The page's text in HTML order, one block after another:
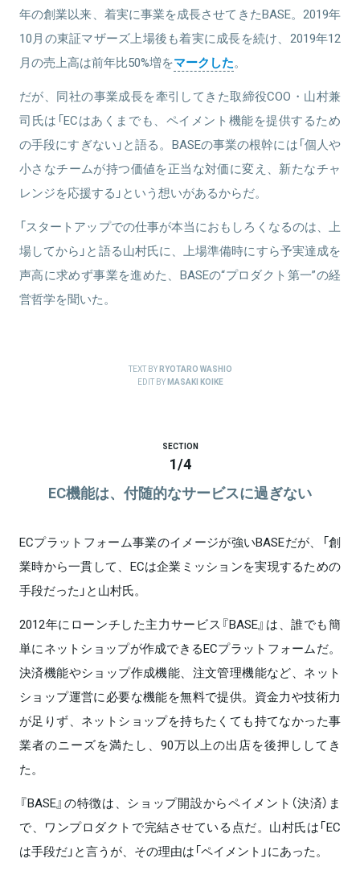
年の創業以来、着実に事業を成長させてきたBASE。2019年
10月の東証マザーズ上場後も着実に成長を続け、2019年12
月の売上高は前年比50%増をマークした。
だが、同社の事業成長を牽引してきた取締役COO・山村兼
司氏は「ECはあくまでも、ペイメント機能を提供するため
の手段にすぎない」と語る。BASEの事業の根幹には「個人や
小さなチームが持つ価値を正当な対価に変え、新たなチャ
レンジを応援する」という想いがあるからだ。
「スタートアップでの仕事が本当におもしろくなるのは、上
場してから」と語る山村氏に、上場準備時にすら予実達成を
声高に求めず事業を進めた、BASEの“プロダクト第一”の経
営哲学を聞いた。
TEXT BYRYOTARO WASHIO
EDIT BYMASAKI KOIKE
SECTION
1/4
EC機能は、付随的なサービスに過ぎない
ECプラットフォーム事業のイメージが強いBASEだが、「創
業時から一貫して、ECは企業ミッションを実現するための
手段だった」と山村氏。
2012年にローンチした主力サービス『BASE』は、誰でも簡
単にネットショップが作成できるECプラットフォームだ。
決済機能やショップ作成機能、注文管理機能など、ネット
ショップ運営に必要な機能を無料で提供。資金力や技術力
が足りず、ネットショップを持ちたくても持てなかった事
業者のニーズを満たし、90万以上の出店を後押ししてき
た。
『BASE』の特徴は、ショップ開設からペイメント（決済）ま
で、ワンプロダクトで完結させている点だ。山村氏は「EC
は手段だ」と言うが、その理由は「ペイメント」にあった。